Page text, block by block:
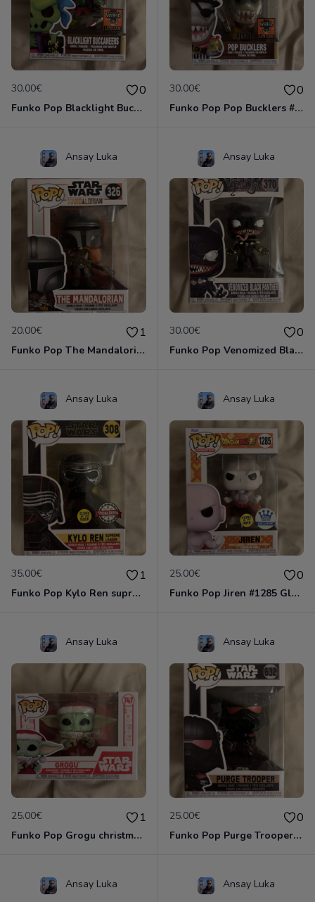
30.00€ 0
Funko Pop Blacklight Buccaneers #SE
30.00€ 0
Funko Pop Pop Bucklers #SE
Ansay Luka
20.00€ 1
Funko Pop The Mandalorian #326
Ansay Luka
30.00€ 0
Funko Pop Venomized Black Panther #370
Ansay Luka
35.00€ 1
Funko Pop Kylo Ren supreme leader #308 Glow
Ansay Luka
25.00€ 0
Funko Pop Jiren #1285 Glow
Ansay Luka
25.00€ 1
Funko Pop Grogu christmas #747
Ansay Luka
25.00€ 0
Funko Pop Purge Trooper #632
Ansay Luka Ansay Luka